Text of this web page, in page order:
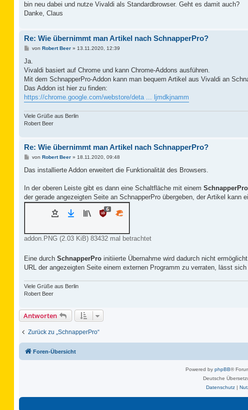
r
a
bin neu dabei und nutze Vivaldi als Standardbrowser. Geht es damit auch?
Danke, Claus
Re: Wie übernimmt man Artikel nach SchnapperPro?
B
i
r
a
von Robert Beer» 13.11.2020, 12:39
Ja.
Vivaldi basiert auf Chrome und kann Chrome-Addons ausführen.
Mit dem SchnapperPro-Addon kann man bequem Artikel aus Vivaldi an
Das Addon ist hier zu finden:
https://chrome.google.com/webstore/deta ... ljmdkjnamm
Viele Grüße aus Berlin
Robert Beer
Re: Wie übernimmt man Artikel nach SchnapperPro?
B
i
a
von Robert Beer» 18.11.2020, 09:48
Das installierte Addon erweitert die Funktionalität des Browsers.
In der oberen Leiste gibt es dann eine Schaltfläche mit einem SchnapperPro
der gerade angezeigten Seite an SchnapperPro übergeben, der Artikel kann
addon.PNG (2.03 KiB) 83432 mal betrachtet
Eine durch SchnapperPro initiierte Übernahme wird dadurch nicht
URL der angezeigten Seite einem externen Programm zu verraten, lässt sich
Viele Grüße aus Berlin
Robert Beer
Antworten
Zurück zu „SchnapperPro“
Foren-Übersicht
Powered by phpBB®
Deutsche
Datenschutz|